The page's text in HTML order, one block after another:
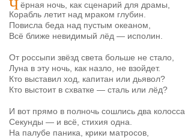
Регистрация
Забыли свой пароль?
Перейти на полную версию
Чёрная ночь, как сценарий для драмы,
Корабль летит над мраком глубин.
Повисла беда над пустым океаном,
Всё ближе невидимый лёд — исполин.
От россыпи звёзд света больше не стало,
Луна в эту ночь, как назло, не взойдет.
Кто выставил ход, капитан или дьявол?
Кто выстоит в схватке — сталь или лёд?
И вот прямо в полночь сошлись два колосса,
Секунды — и всё, стихия одна.
На палубе паника, крики матросов,